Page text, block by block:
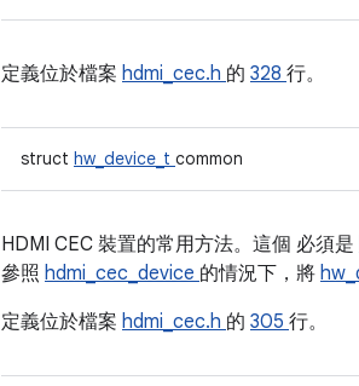
定義位於檔案 hdmi_cec.h 的 328 行。
struct hw_device_t common
HDMI CEC 裝置的常用方法。這個 必須是
參照 hdmi_cec_device 的情況下，將
定義位於檔案 hdmi_cec.h 的 305 行。